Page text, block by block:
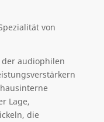
von
der audiophilen
Lage,
die